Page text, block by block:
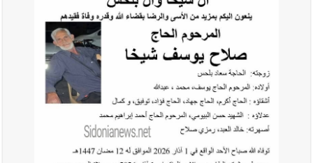
أخبار صيدا بالصور: لأوّل مرّة ما منكون سوا… معرض أرشيفي خاص
تحية من صيدا إلى الفنان المبدع الراحل زياد الرحباني: |إحتفالية
تكريمية في مركز معروف سعد الثقافي برعاية شركة الروان
أخبار صيدا إصابة شاب فلسطيني بطعنات سكين في مخيم عين
الحلوة - في منطقة صيدا وإنقاذه وإتهام إبن عمته ؟